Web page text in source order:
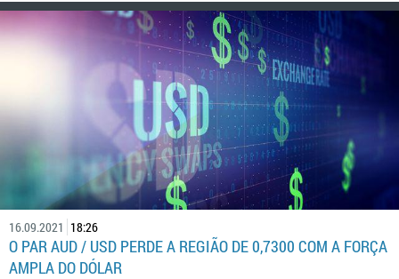
16.09.2021 18:26
O PAR AUD / USD PERDE A REGIÃO DE 0,7300 COM A FORÇA
AMPLA DO DÓLAR